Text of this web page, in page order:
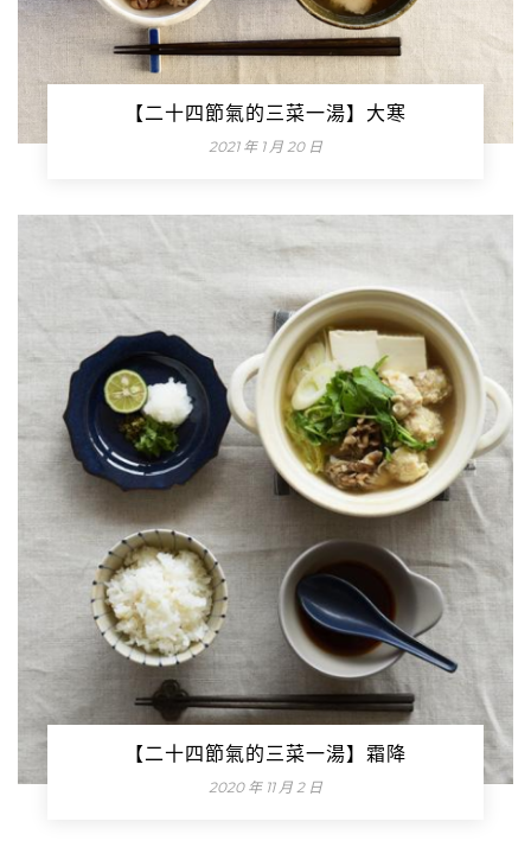
【二十四節氣的三菜一湯】大寒
2021 年 1 月 20 日
【二十四節氣的三菜一湯】霜降
2020 年 11 月 2 日